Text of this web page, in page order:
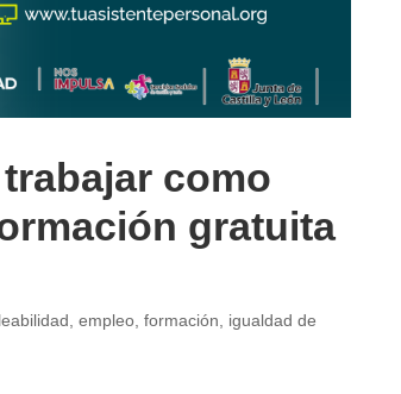
como
gratuita
,empleo ,formación
igualdad de